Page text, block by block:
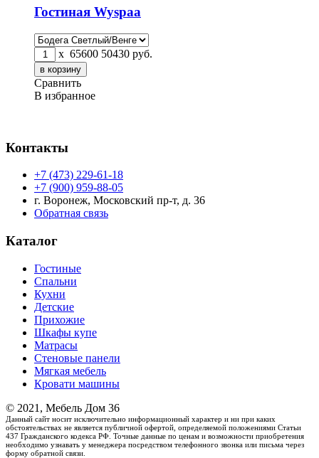
Гостиная Wyspaa
x 65600 50430 руб.
Сравнить
В избранное
Контакты
+7 (473) 229-61-18
+7 (900) 959-88-05
г. Воронеж, Московский пр-т, д. 36
Обратная связь
Каталог
Гостиные
Спальни
Кухни
Детские
Прихожие
Шкафы купе
Матрасы
Стеновые панели
Мягкая мебель
Кровати машины
© 2021, Мебель Дом 36
Данный сайт носит исключительно информационный характер и ни при каких
обстоятельствах не является публичной офертой, определяемой положениями Статьи
437 Гражданского кодекса РФ. Точные данные по ценам и возможности приобретения
необходимо узнавать у менеджера посредством телефонного звонка или письма через
форму обратной связи.